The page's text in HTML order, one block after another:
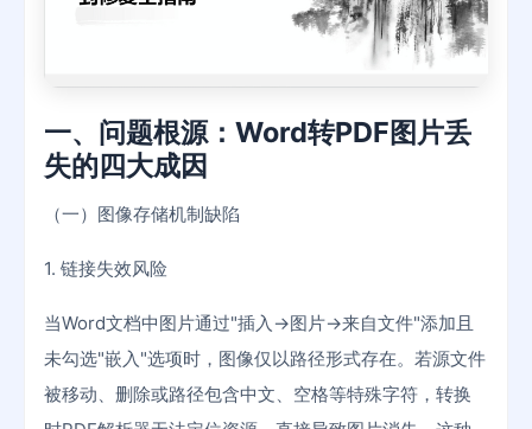
一、问题根源：Word转PDF图片丢
失的四大成因
（一）图像存储机制缺陷
1. 链接失效风险
当Word文档中图片通过"插入→图片→来自文件"添加且
未勾选"嵌入"选项时，图像仅以路径形式存在。若源文件
被移动、删除或路径包含中文、空格等特殊字符，转换